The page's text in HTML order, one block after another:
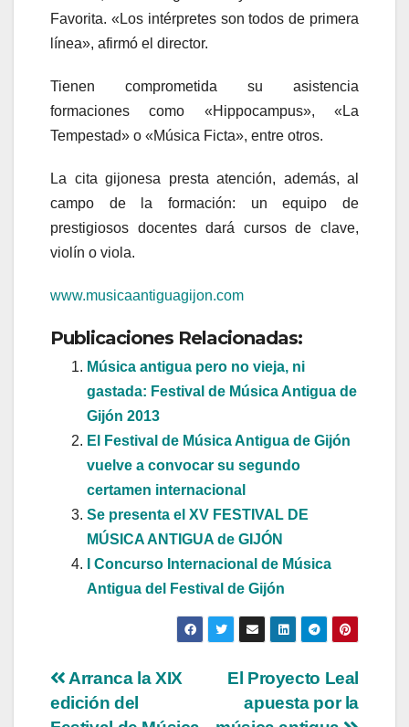
Favorita. «Los intérpretes son todos de primera
línea», afirmó el director.
Tienen comprometida su asistencia
formaciones como «Hippocampus», «La
Tempestad» o «Música Ficta», entre otros.
La cita gijonesa presta atención, además, al
campo de la formación: un equipo de
prestigiosos docentes dará cursos de clave,
violín o viola.
www.musicaantiguagijon.com
Publicaciones Relacionadas:
Música antigua pero no vieja, ni
gastada: Festival de Música Antigua de
Gijón 2013
El Festival de Música Antigua de Gijón
vuelve a convocar su segundo
certamen internacional
Se presenta el XV FESTIVAL DE
MÚSICA ANTIGUA de GIJÓN
I Concurso Internacional de Música
Antigua del Festival de Gijón
Navegación
El Proyecto Leal
apuesta por la
Arranca la XIX
edición del